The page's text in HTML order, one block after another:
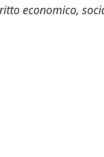
economico,